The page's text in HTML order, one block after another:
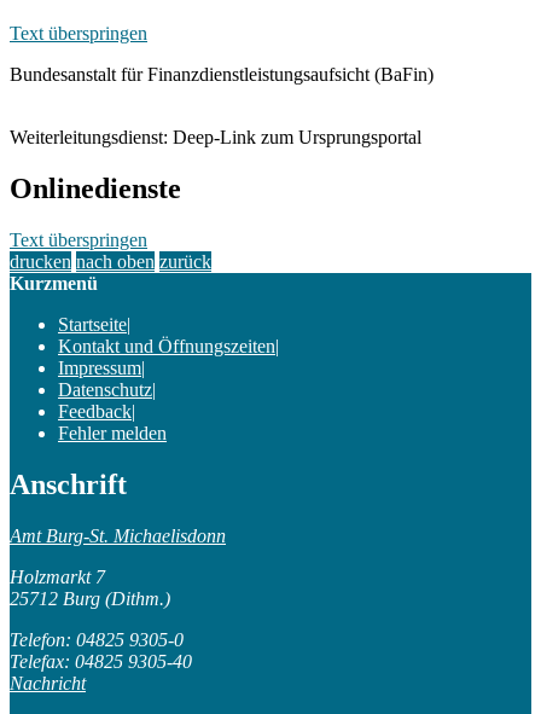
Text überspringen
Bundesanstalt für Finanzdienstleistungsaufsicht (BaFin)
Weiterleitungsdienst: Deep-Link zum Ursprungsportal
Onlinedienste
Text überspringen
drucken nach oben zurück
Kurzmenü
Startseite|
Kontakt und Öffnungszeiten|
Impressum|
Datenschutz|
Feedback|
Fehler melden
Anschrift
Amt Burg-St. Michaelisdonn
Holzmarkt 7
25712 Burg (Dithm.)
Telefon: 04825 9305-0
Telefax: 04825 9305-40
Nachricht